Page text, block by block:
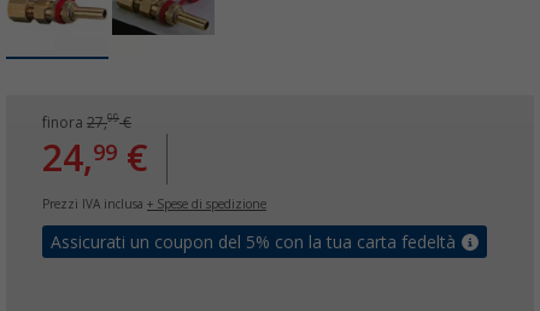
finora 27,99€
24,99 €
Prezzi IVA inclusa + Spese di spedizione
Assicurati un coupon del 5% con la tua carta fedeltà